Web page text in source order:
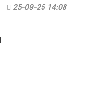
25-09-25 14:08